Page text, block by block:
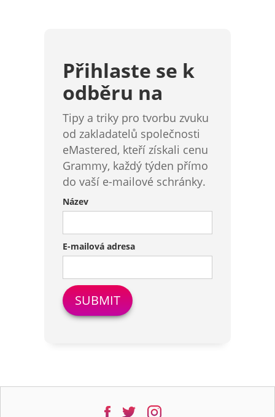
Přihlaste se k
odběru na
Tipy a triky pro tvorbu zvuku
od zakladatelů společnosti
eMastered, kteří získali cenu
Grammy, každý týden přímo
do vaší e-mailové schránky.
Název
E-mailová adresa